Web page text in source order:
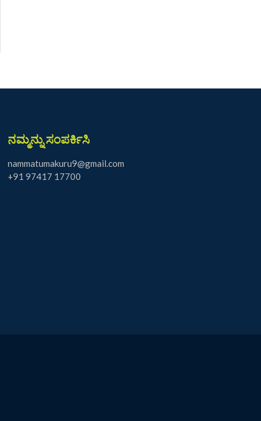
ನಮ್ಮನ್ನು ಸಂಪರ್ಕಿಸಿ
nammatumakuru9@gmail.com
+91 97417 17700